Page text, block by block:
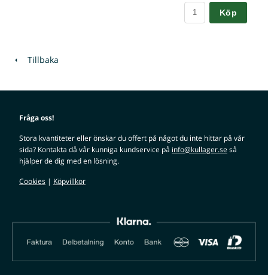
Köp
Tillbaka
Fråga oss!
Stora kvantiteter eller önskar du offert på något du inte hittar på vår
sida? Kontakta då vår kunniga kundservice på info@kullager.seså
hjälper de dig med en lösning.
Cookies | Köpvillkor